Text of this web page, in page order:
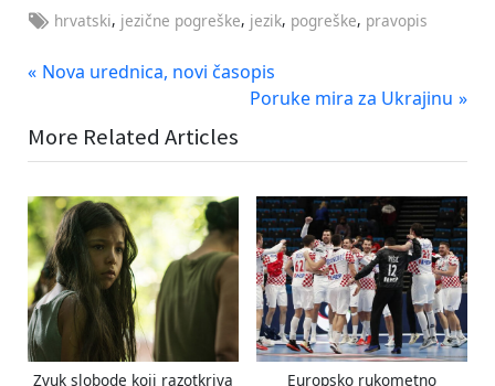
Tags:
hrvatski, jezične pogreške, jezik, pogreške, pravopis
Navigacija
P
v
o
u
s
P
o
s
t
Nova urednica, novi časopis
N
P
o
s
Poruke mira za Ukrajinu
More Related Articles
Zvuk slobode koji razotkriva Europsko rukometno